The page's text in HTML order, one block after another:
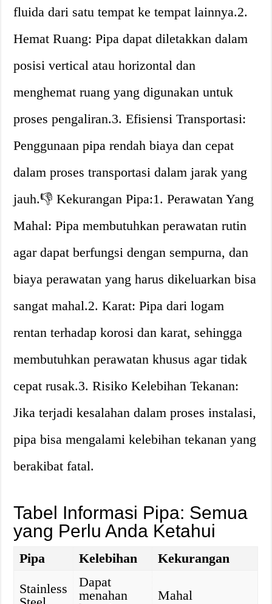
fluida dari satu tempat ke tempat lainnya.2.
Hemat Ruang: Pipa dapat diletakkan dalam
posisi vertical atau horizontal dan
menghemat ruang yang digunakan untuk
proses pengaliran.3. Efisiensi Transportasi:
Penggunaan pipa rendah biaya dan cepat
dalam proses transportasi dalam jarak yang
jauh.👎 Kekurangan Pipa:1. Perawatan Yang
Mahal: Pipa membutuhkan perawatan rutin
agar dapat berfungsi dengan sempurna, dan
biaya perawatan yang harus dikeluarkan bisa
sangat mahal.2. Karat: Pipa dari logam
rentan terhadap korosi dan karat, sehingga
membutuhkan perawatan khusus agar tidak
cepat rusak.3. Risiko Kelebihan Tekanan:
Jika terjadi kesalahan dalam proses instalasi,
pipa bisa mengalami kelebihan tekanan yang
berakibat fatal.
Tabel Informasi Pipa: Semua
yang Perlu Anda Ketahui
Pipa Kelebihan
Kekurangan
Stainless
Dapat
menahan
Mahal